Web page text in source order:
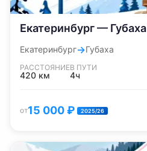
Екатеринбург — Губаха
Екатеринбург→Губаха
РАССТОЯНИЕ
420 км
В ПУТИ
4ч
от15 000₽ 2025/26